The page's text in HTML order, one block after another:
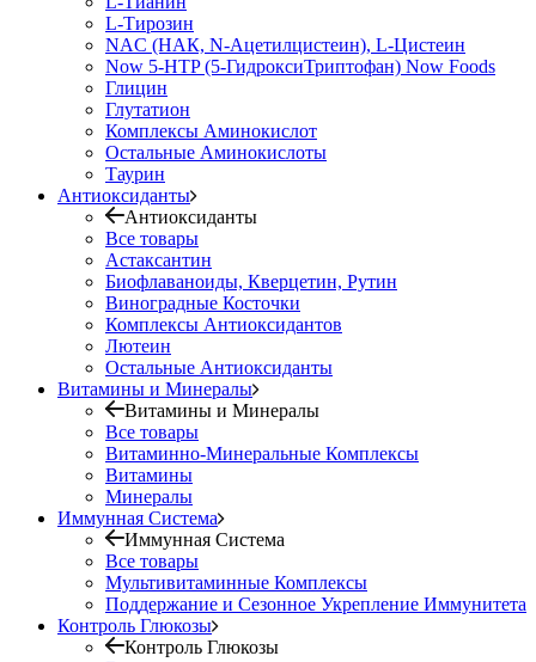
L-Тирозин
NAC (НАК, N-Ацетилцистеин), L-Цистеин
Now 5-HTP (5-ГидроксиТриптофан) Now Foods
Глицин
Глутатион
Комплексы Аминокислот
Остальные Аминокислоты
Таурин
Антиоксиданты
Антиоксиданты
Все товары
Астаксантин
Биофлаваноиды, Кверцетин, Рутин
Виноградные Косточки
Комплексы Антиоксидантов
Лютеин
Остальные Антиоксиданты
Витамины и Минералы
Витамины и Минералы
Все товары
Витаминно-Минеральные Комплексы
Витамины
Минералы
Иммунная Система
Иммунная Система
Все товары
Мультивитаминные Комплексы
Поддержание и Сезонное Укрепление Иммунитета
Контроль Глюкозы
Контроль Глюкозы